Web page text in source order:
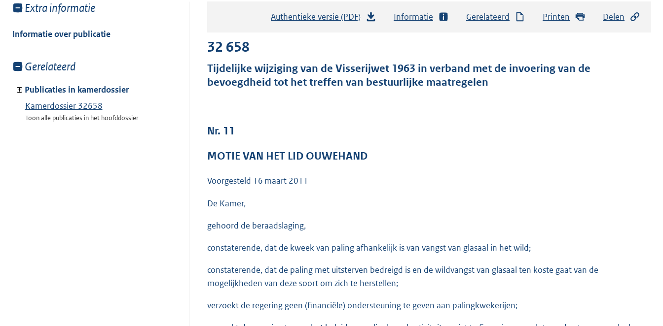
Toon
van:
Extra informatie
Informatie over publicatie
Toon
van:
Gerelateerd
Publicaties in kamerdossier
Kamerdossier 32658
Toon alle publicaties in het hoofddossier
Authentieke versie (PDF)
a
n
o
o
9
b
Informatie Gerelateerd Printen Delen
32 658
Tijdelijke wijziging van de Visserijwet 1963 in verband met de invoering van de
bevoegdheid tot het treffen van bestuurlijke maatregelen
Nr. 11
MOTIE VAN HET LID OUWEHAND
Voorgesteld 16 maart 2011
De Kamer,
gehoord de beraadslaging,
constaterende, dat de kweek van paling afhankelijk is van vangst van glasaal in het wild;
constaterende, dat de paling met uitsterven bedreigd is en de wildvangst van glasaal ten koste gaat van de
mogelijkheden van deze soort om zich te herstellen;
verzoekt de regering geen (financiële) ondersteuning te geven aan palingkwekerijen;